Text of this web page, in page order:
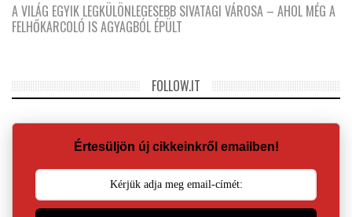
A VILÁG EGYIK LEGKÜLÖNLEGESEBB SIVATAGI VÁROSA – AHOL MÉG A
FELHŐKARCOLÓ IS AGYAGBÓL ÉPÜLT
FOLLOW.IT
Értesüljön új cikkeinkről emailben!